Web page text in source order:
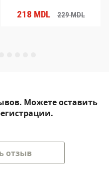
218 MDL 229MDL
Можете оставить
отзыв